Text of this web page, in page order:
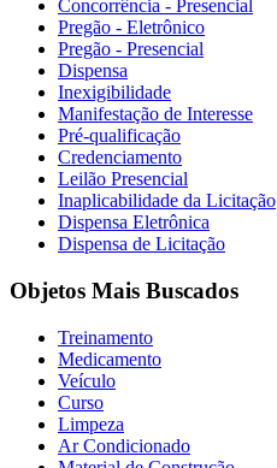
Concorrência - Presencial
Pregão - Eletrônico
Pregão - Presencial
Dispensa
Inexigibilidade
Manifestação de Interesse
Pré-qualificação
Credenciamento
Leilão Presencial
Inaplicabilidade da Licitação
Dispensa Eletrônica
Dispensa de Licitação
Objetos Mais Buscados
Treinamento
Medicamento
Veículo
Curso
Limpeza
Ar Condicionado